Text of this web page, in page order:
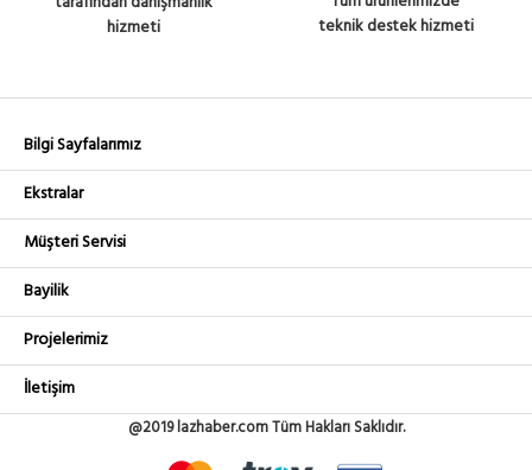
hizmeti
teknik destek hizmeti
Bilgi Sayfalarımız
Ekstralar
Müşteri Servisi
Bayilik
Projelerimiz
İletişim
@2019 lazhaber.com Tüm Hakları Saklıdır.